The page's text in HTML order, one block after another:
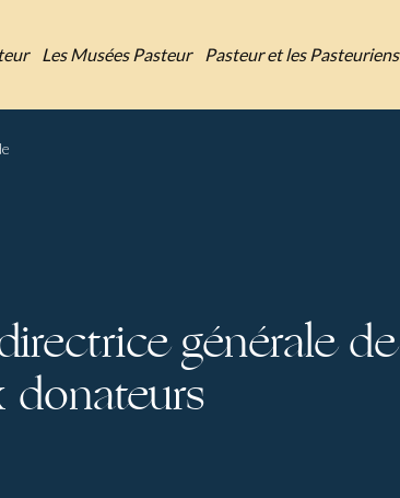
Les Musées Pasteur Pasteur et les Pasteuriens
générale de
donateurs